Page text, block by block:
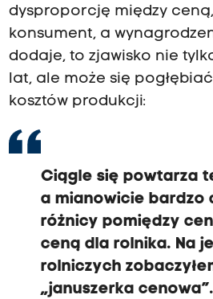
dysproporcję między
konsument, a
dodaje, to zjawisko nie
lat, ale może się
kosztów produkcji:
Ciągle się powtarza
a mianowicie bardzo
różnicy pomiędzy
ceną dla rolnika. Na
rolniczych
„januszerka